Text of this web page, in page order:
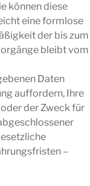
können diese
eine formlose
der bis zum
bleibt vom
Daten
auffordern, Ihre
der Zweck für
–